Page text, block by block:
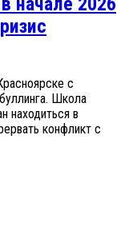
с
Школа
находиться в
конфликт с